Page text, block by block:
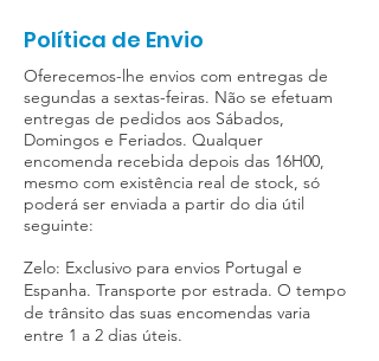
Política de Envio
Oferecemos-lhe envios com entregas de
segundas a sextas-feiras. Não se efetuam
entregas de pedidos aos Sábados,
Domingos e Feriados. Qualquer
encomenda recebida depois das 16H00,
mesmo com existência real de stock, só
poderá ser enviada a partir do dia útil
seguinte:
Zelo: Exclusivo para envios Portugal e
Espanha. Transporte por estrada. O tempo
de trânsito das suas encomendas varia
entre 1 a 2 dias úteis.